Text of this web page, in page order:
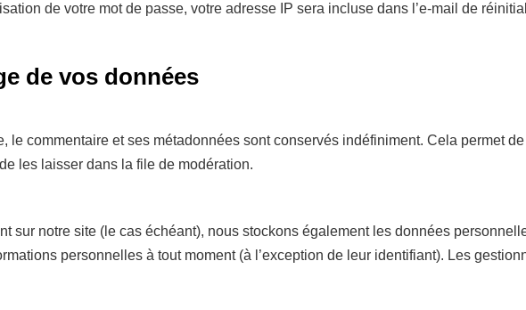
de votre mot de passe, votre adresse IP sera incluse dans l’e-mail de
de vos données
le commentaire et ses métadonnées sont conservés indéfiniment. Cela permet
les laisser dans la file de modération.
sur notre site (le cas échéant), nous stockons également les données
personnelles à tout moment (à l’exception de leur identifiant). Les